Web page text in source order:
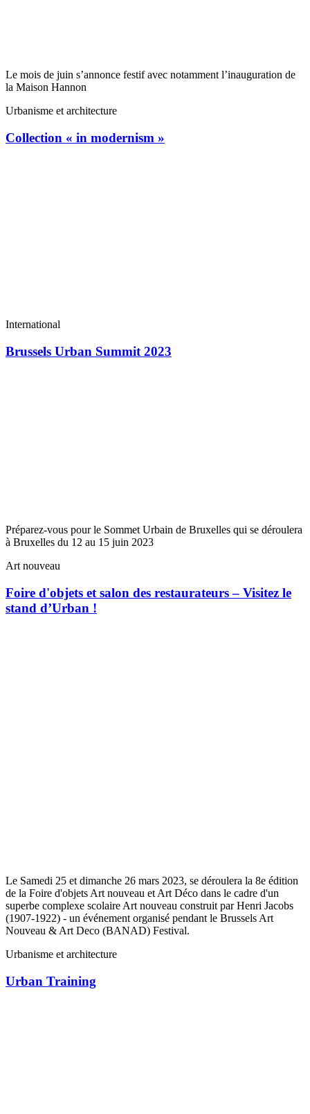
Le mois de juin s’annonce festif avec notamment l’inauguration de
la Maison Hannon
Urbanisme et architecture
Collection « in modernism »
International
Brussels Urban Summit 2023
Préparez-vous pour le Sommet Urbain de Bruxelles qui se déroulera
à Bruxelles du 12 au 15 juin 2023
Art nouveau
Foire d'objets et salon des restaurateurs – Visitez le
stand d’Urban !
Le Samedi 25 et dimanche 26 mars 2023, se déroulera la 8e édition
de la Foire d'objets Art nouveau et Art Déco dans le cadre d'un
superbe complexe scolaire Art nouveau construit par Henri Jacobs
(1907-1922) - un événement organisé pendant le Brussels Art
Nouveau & Art Deco (BANAD) Festival.
Urbanisme et architecture
Urban Training